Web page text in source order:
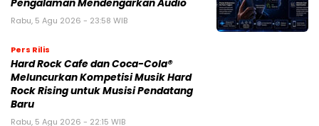
Pengalaman Mendengarkan Audio
Rabu, 5 Agu 2026 - 23:58 WIB
Pers Rilis
Hard Rock Cafe dan Coca-Cola®
Meluncurkan Kompetisi Musik Hard
Rock Rising untuk Musisi Pendatang
Baru
Rabu, 5 Agu 2026 - 22:15 WIB